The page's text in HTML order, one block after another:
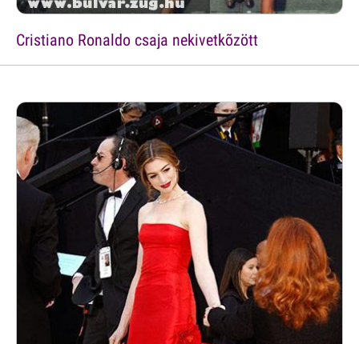
Cristiano Ronaldo csaja nekivetkõzött